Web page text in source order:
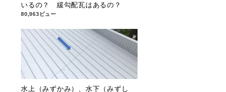
いるの？ 緩勾配瓦はあるの？
80,963ビュー
水上（みずかみ）、水下（みずし